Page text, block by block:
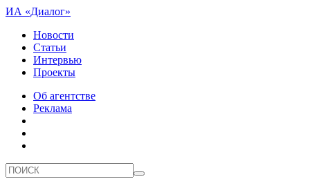
ИА «Диалог»
Новости
Статьи
Интервью
Проекты
Об агентстве
Реклама